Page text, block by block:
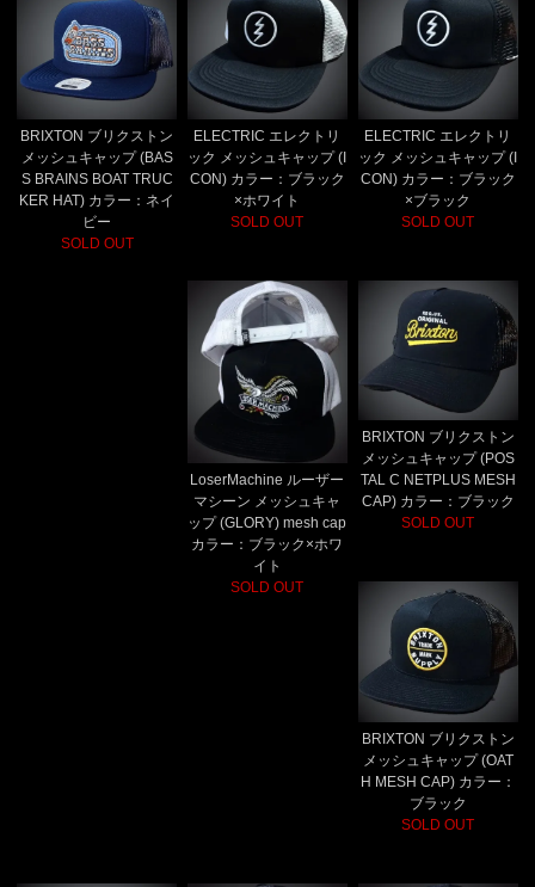
BRIXTON ブリクストン
メッシュキャップ (BAS
S BRAINS BOAT TRUC
KER HAT) カラー：ネイ
ビー
SOLD OUT
ELECTRIC エレクトリ
ック メッシュキャップ (I
CON) カラー：ブラック
×ホワイト
SOLD OUT
ELECTRIC エレクトリ
ック メッシュキャップ (I
CON) カラー：ブラック
×ブラック
SOLD OUT
LoserMachine ルーザー
マシーン メッシュキャ
ップ (GLORY) mesh cap
カラー：ブラック×ホワ
イト
SOLD OUT
BRIXTON ブリクストン
メッシュキャップ (POS
TAL C NETPLUS MESH
CAP) カラー：ブラック
SOLD OUT
BRIXTON ブリクストン
メッシュキャップ (OAT
H MESH CAP) カラー：
ブラック
SOLD OUT